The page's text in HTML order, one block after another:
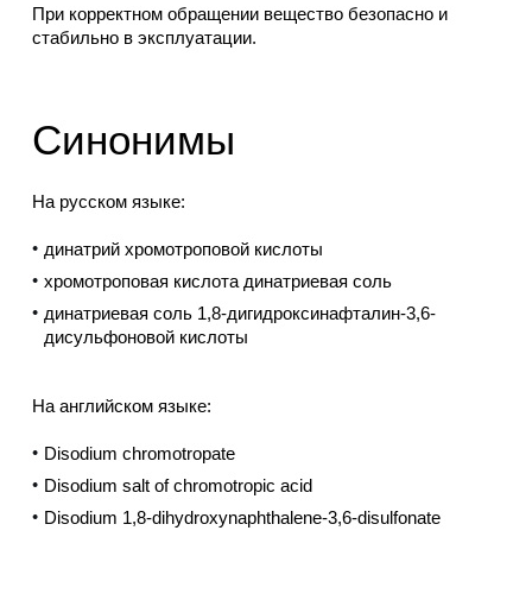
При корректном обращении вещество безопасно и
стабильно в эксплуатации.
Синонимы
На русском языке:
динатрий хромотроповой кислоты
хромотроповая кислота динатриевая соль
динатриевая соль 1,8-дигидроксинафталин-3,6-
дисульфоновой кислоты
На английском языке:
Disodium chromotropate
Disodium salt of chromotropic acid
Disodium 1,8-dihydroxynaphthalene-3,6-disulfonate